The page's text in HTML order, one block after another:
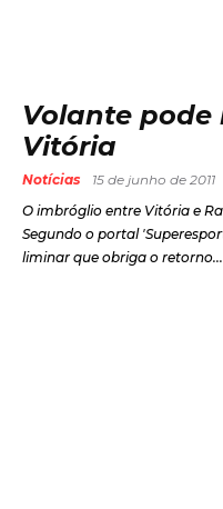
Volante
Vitória
Notícias
15 de junho de 2011
O imbróglio entre Vitória e
Segundo o portal
liminar que obriga o retorno...